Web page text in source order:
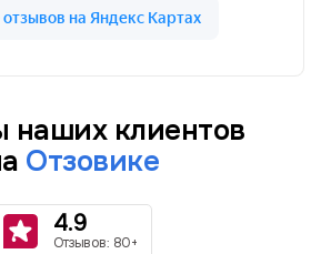
наших клиентов
Отзовике
4.9
Отзывов: 80+